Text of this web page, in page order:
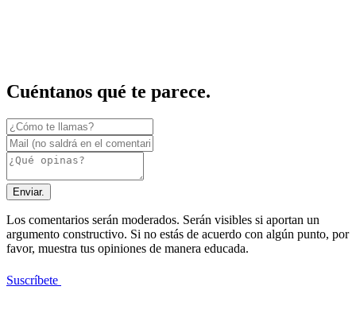
Cuéntanos qué te parece.
Enviar.
Los comentarios serán moderados. Serán visibles si aportan un
argumento constructivo. Si no estás de acuerdo con algún punto, por
favor, muestra tus opiniones de manera educada.
Suscríbete